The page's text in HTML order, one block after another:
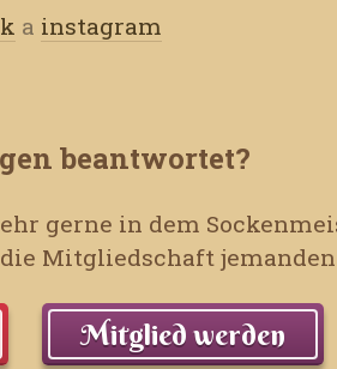
a instagram
beantwortet?
gerne in dem
Mitgliedschaft
Mitglied werden